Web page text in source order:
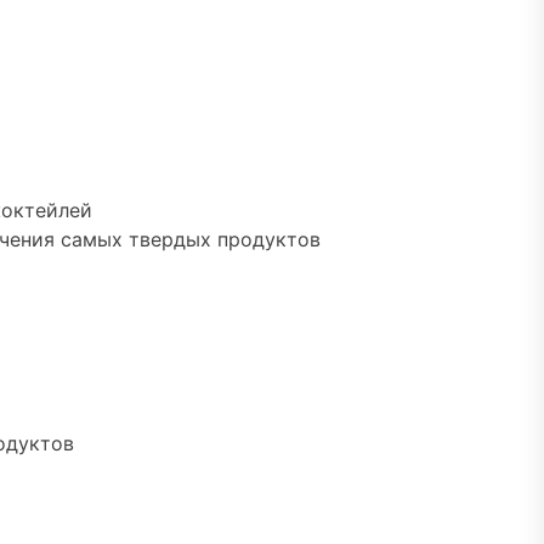
самых твердых продуктов